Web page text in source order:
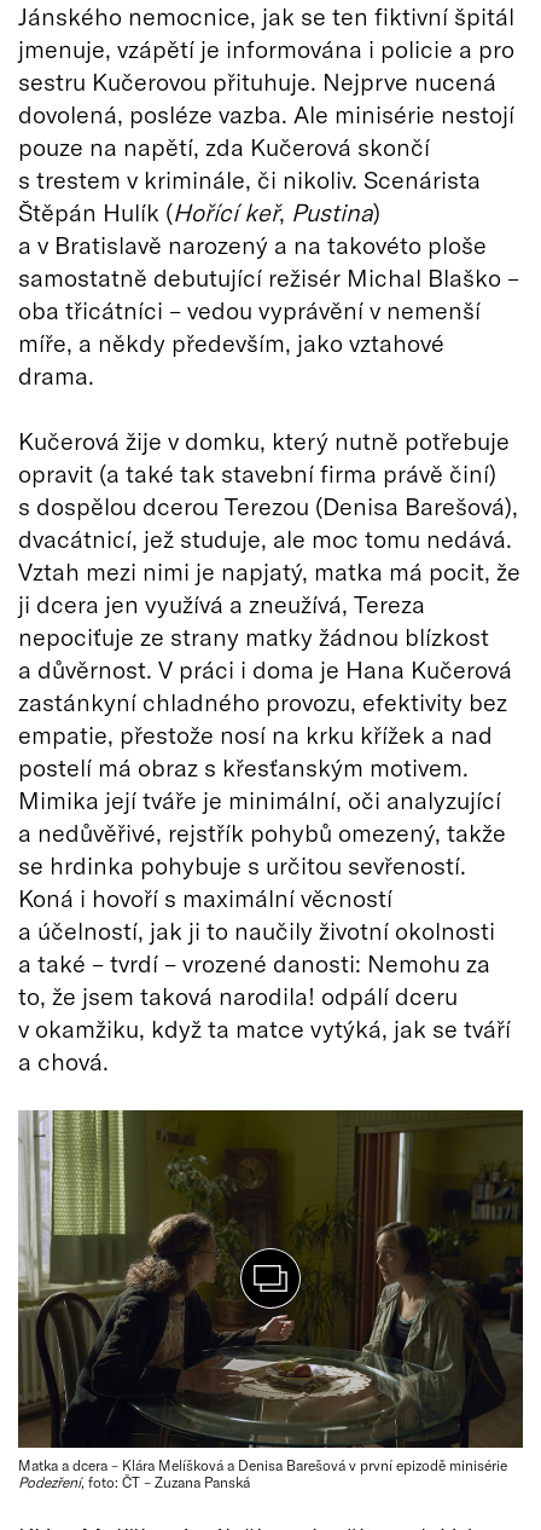
Jánského nemocnice, jak se ten fiktivní špitál
jmenuje, vzápětí je informována i policie a pro
sestru Kučerovou přituhuje. Nejprve nucená
dovolená, posléze vazba. Ale minisérie nestojí
pouze na napětí, zda Kučerová skončí
s trestem v kriminále, či nikoliv. Scenárista
Štěpán Hulík (Hořící keř, Pustina)
a v Bratislavě narozený a na takovéto ploše
samostatně debutující režisér Michal Blaško –
oba třicátníci – vedou vyprávění v nemenší
míře, a někdy především, jako vztahové
drama.
Kučerová žije v domku, který nutně potřebuje
opravit (a také tak stavební firma právě činí)
s dospělou dcerou Terezou (Denisa Barešová),
dvacátnicí, jež studuje, ale moc tomu nedává.
Vztah mezi nimi je napjatý, matka má pocit, že
ji dcera jen využívá a zneužívá, Tereza
nepociťuje ze strany matky žádnou blízkost
a důvěrnost. V práci i doma je Hana Kučerová
zastánkyní chladného provozu, efektivity bez
empatie, přestože nosí na krku křížek a nad
postelí má obraz s křesťanským motivem.
Mimika její tváře je minimální, oči analyzující
a nedůvěřivé, rejstřík pohybů omezený, takže
se hrdinka pohybuje s určitou sevřeností.
Koná i hovoří s maximální věcností
a účelností, jak ji to naučily životní okolnosti
a také – tvrdí – vrozené danosti: Nemohu za
to, že jsem taková narodila! odpálí dceru
v okamžiku, když ta matce vytýká, jak se tváří
a chová.
Matka a dcera – Klára Melíšková a Denisa Barešová v první epizodě minisérie
Podezření, foto: ČT – Zuzana Panská